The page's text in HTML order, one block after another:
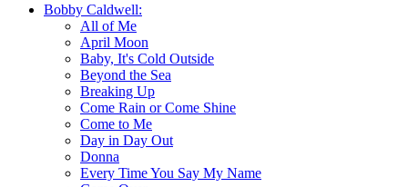
Bobby Caldwell:
All of Me
April Moon
Baby, It's Cold Outside
Beyond the Sea
Breaking Up
Come Rain or Come Shine
Come to Me
Day in Day Out
Donna
Every Time You Say My Name